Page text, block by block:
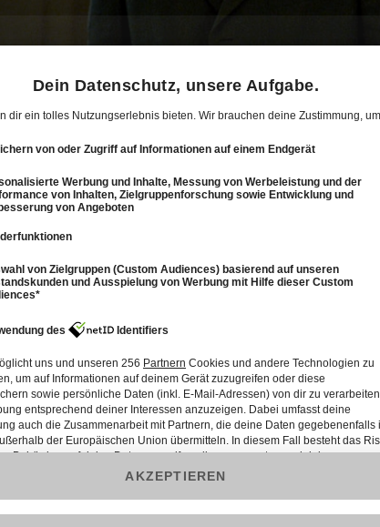
12
2: Mann am Steuer, Ungeheuer!